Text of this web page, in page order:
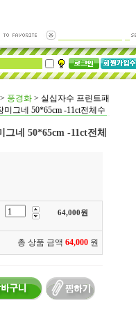
> 풍경화 > 실십자수 프린트패
미그네 50*65cm -11ct전체수
네 50*65cm -11ct전체
64,000원
총 상품 금액 64,000 원